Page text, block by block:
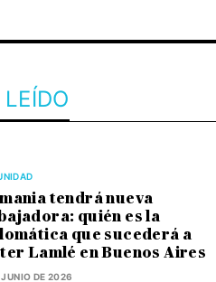
tendrá nueva
quién es la
que sucederá a
Lamlé en Buenos Aires
JUNIO DE 2026